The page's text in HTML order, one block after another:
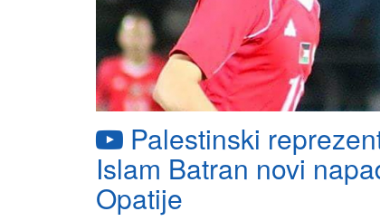
Palestinski
Islam Batran novi
Opatije